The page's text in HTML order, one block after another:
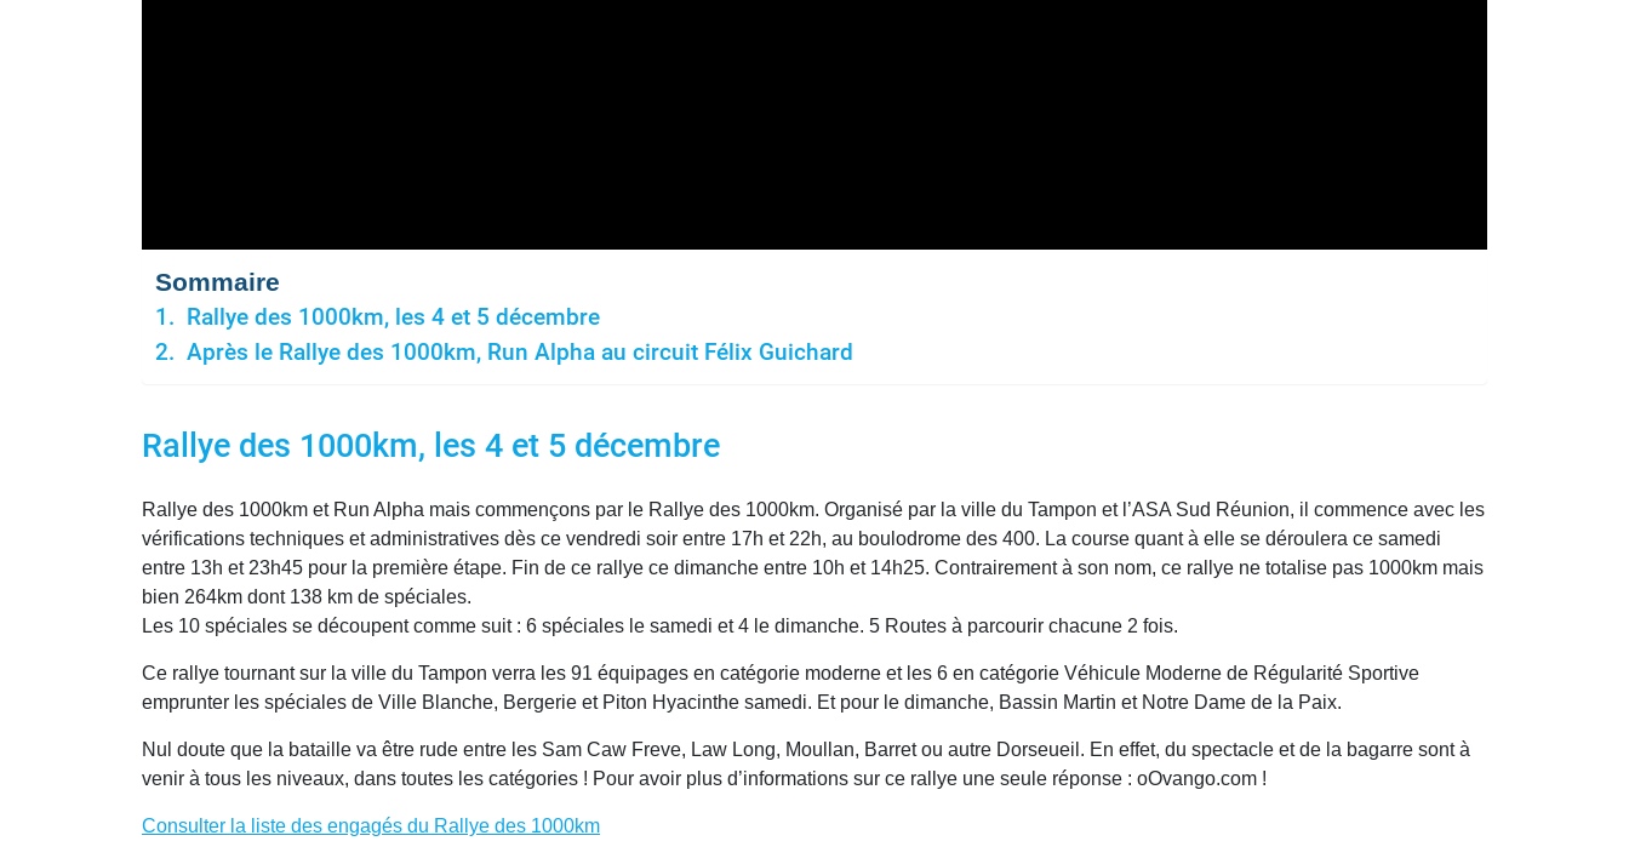
Sommaire
Rallye des 1000km, les 4 et 5 décembre
Après le Rallye des 1000km, Run Alpha au circuit Félix Guichard
Rallye des 1000km, les 4 et 5 décembre
Rallye des 1000km et Run Alpha mais commençons par le Rallye des 1000km. Organisé par la ville du Tampon et l’ASA Sud Réunion, il commence avec les
vérifications techniques et administratives dès ce vendredi soir entre 17h et 22h, au boulodrome des 400. La course quant à elle se déroulera ce samedi
entre 13h et 23h45 pour la première étape. Fin de ce rallye ce dimanche entre 10h et 14h25. Contrairement à son nom, ce rallye ne totalise pas 1000km mais
bien 264km dont 138 km de spéciales.
Les 10 spéciales se découpent comme suit : 6 spéciales le samedi et 4 le dimanche. 5 Routes à parcourir chacune 2 fois.
Ce rallye tournant sur la ville du Tampon verra les 91 équipages en catégorie moderne et les 6 en catégorie Véhicule Moderne de Régularité Sportive
emprunter les spéciales de Ville Blanche, Bergerie et Piton Hyacinthe samedi. Et pour le dimanche, Bassin Martin et Notre Dame de la Paix.
Nul doute que la bataille va être rude entre les Sam Caw Freve, Law Long, Moullan, Barret ou autre Dorseueil. En effet, du spectacle et de la bagarre sont à
venir à tous les niveaux, dans toutes les catégories ! Pour avoir plus d’informations sur ce rallye une seule réponse : oOvango.com !
Consulter la liste des engagés du Rallye des 1000km